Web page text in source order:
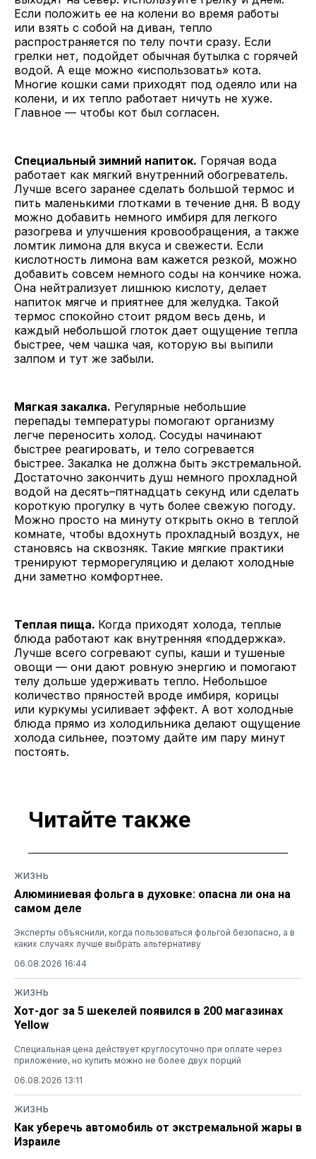
Если положить ее на колени во время работы
или взять с собой на диван, тепло
распространяется по телу почти сразу. Если
грелки нет, подойдет обычная бутылка с горячей
водой. А еще можно «использовать» кота.
Многие кошки сами приходят под одеяло или на
колени, и их тепло работает ничуть не хуже.
Главное — чтобы кот был согласен.
Специальный зимний напиток. Горячая вода
работает как мягкий внутренний обогреватель.
Лучше всего заранее сделать большой термос и
пить маленькими глотками в течение дня. В воду
можно добавить немного имбиря для легкого
разогрева и улучшения кровообращения, а также
ломтик лимона для вкуса и свежести. Если
кислотность лимона вам кажется резкой, можно
добавить совсем немного соды на кончике ножа.
Она нейтрализует лишнюю кислоту, делает
напиток мягче и приятнее для желудка. Такой
термос спокойно стоит рядом весь день, и
каждый небольшой глоток дает ощущение тепла
быстрее, чем чашка чая, которую вы выпили
залпом и тут же забыли.
Мягкая закалка. Регулярные небольшие
перепады температуры помогают организму
легче переносить холод. Сосуды начинают
быстрее реагировать, и тело согревается
быстрее. Закалка не должна быть экстремальной.
Достаточно закончить душ немного прохладной
водой на десять–пятнадцать секунд или сделать
короткую прогулку в чуть более свежую погоду.
Можно просто на минуту открыть окно в теплой
комнате, чтобы вдохнуть прохладный воздух, не
становясь на сквозняк. Такие мягкие практики
тренируют терморегуляцию и делают холодные
дни заметно комфортнее.
Теплая пища. Когда приходят холода, теплые
блюда работают как внутренняя «поддержка».
Лучше всего согревают супы, каши и тушеные
овощи — они дают ровную энергию и помогают
телу дольше удерживать тепло. Небольшое
количество пряностей вроде имбиря, корицы
или куркумы усиливает эффект. А вот холодные
блюда прямо из холодильника делают ощущение
холода сильнее, поэтому дайте им пару минут
постоять.
Читайте также
ЖИЗНЬ
Алюминиевая фольга в духовке: опасна ли она на
самом деле
Эксперты объяснили, когда пользоваться фольгой безопасно, а в
каких случаях лучше выбрать альтернативу
06.08.2026 16:44
ЖИЗНЬ
Хот-дог за 5 шекелей появился в 200 магазинах
Yellow
Специальная цена действует круглосуточно при оплате через
приложение, но купить можно не более двух порций
06.08.2026 13:11
ЖИЗНЬ
Как уберечь автомобиль от экстремальной жары в
Израиле